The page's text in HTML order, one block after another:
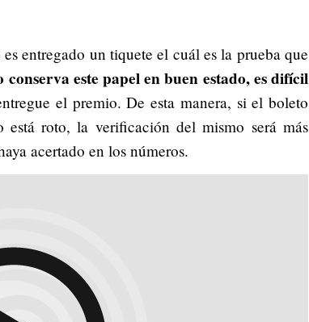
es entregado un tiquete el cuál es la prueba que
este papel en buen estado, es difícil
el premio. De esta manera, si el boleto
está roto, la verificación del mismo será más
acertado en los números.